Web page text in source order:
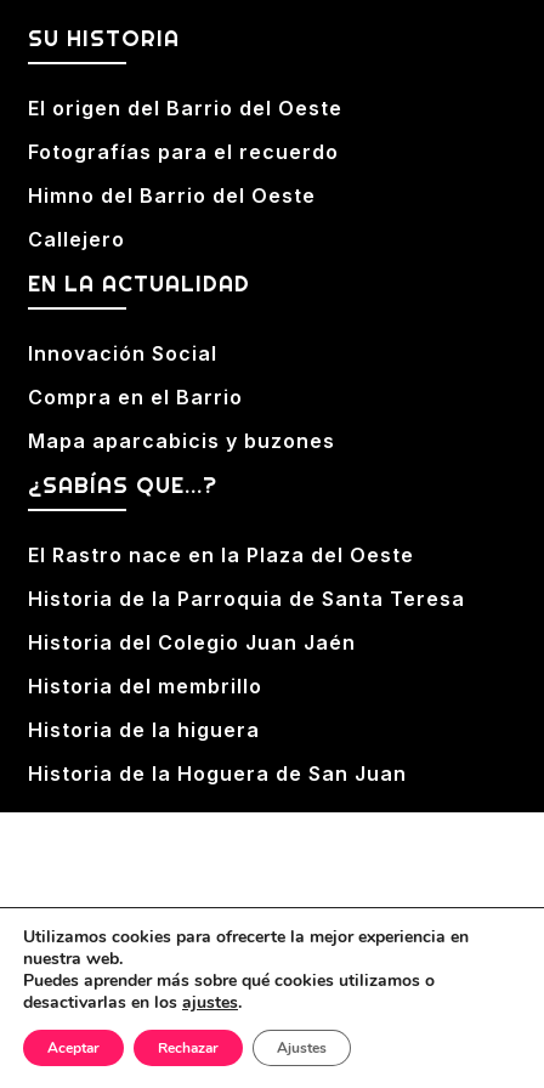
SU HISTORIA
El origen del Barrio del Oeste
Fotografías para el recuerdo
Himno del Barrio del Oeste
Callejero
EN LA ACTUALIDAD
Innovación Social
Compra en el Barrio
Mapa aparcabicis y buzones
¿SABÍAS QUE...?
El Rastro nace en la Plaza del Oeste
Historia de la Parroquia de Santa Teresa
Historia del Colegio Juan Jaén
Historia del membrillo
Historia de la higuera
Historia de la Hoguera de San Juan
Utilizamos cookies para ofrecerte la mejor experiencia en
nuestra web.
Puedes aprender más sobre qué cookies utilizamos o
desactivarlas en los ajustes.
Aceptar Rechazar Ajustes